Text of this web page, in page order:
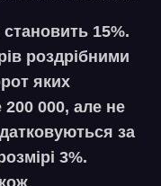
15%.
роздрібними
яких
000, але не
за
3%.